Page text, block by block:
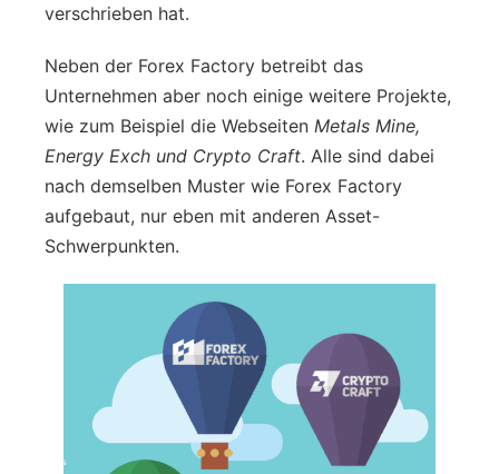
verschrieben hat.
Neben der Forex Factory betreibt das
Unternehmen aber noch einige weitere Projekte,
wie zum Beispiel die Webseiten Metals Mine,
Energy Exch und Crypto Craft. Alle sind dabei
nach demselben Muster wie Forex Factory
aufgebaut, nur eben mit anderen Asset-
Schwerpunkten.